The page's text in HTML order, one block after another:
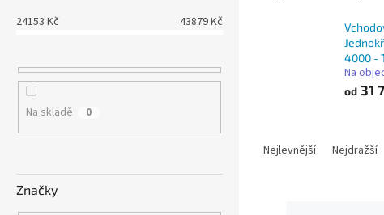
24153 Kč 43879Kč
Na skladě 0
Značky
4000 -
Na
od 31
Nejlevnější Nejdražší